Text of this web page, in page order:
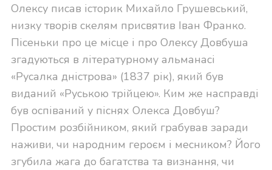
Олексу писав історик Михайло Грушевський,
низку творів скелям присвятив Іван Франко.
Пісеньки про це місце і про Олексу Довбуша
згадуються в літературному альманасі
«Русалка дністрова» (1837 рік), який був
виданий «Руською трійцею». Ким же насправді
був оспіваний у піснях Олекса Довбуш?
Простим розбійником, який грабував заради
наживи, чи народним героєм і месником? Його
згубила жага до багатства та визнання, чи